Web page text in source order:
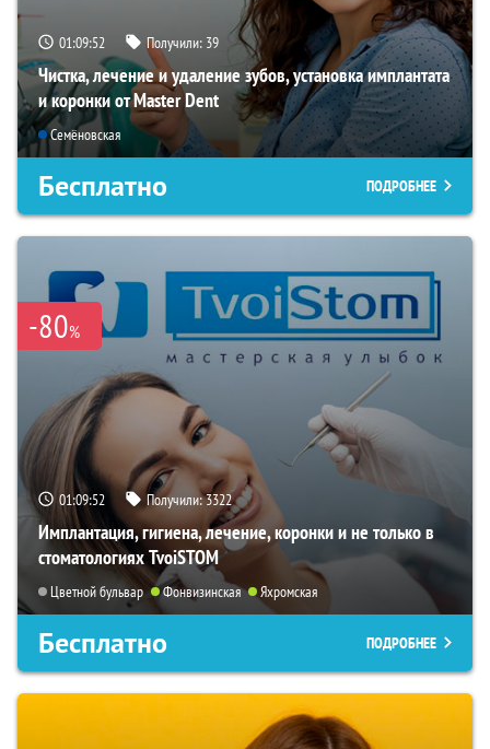
01:09:51 Получили: 39
Чистка, лечение и удаление зубов, установка имплантата
и коронки от Master Dent
Семёновская
Бесплатно ПОДРОБНЕЕ
-80%
01:09:51 Получили:3322
Имплантация, гигиена, лечение, коронки и не только в
стоматологиях TvoiSTOM
Цветной бульвар Фонвизинская Яхромская
Бесплатно ПОДРОБНЕЕ